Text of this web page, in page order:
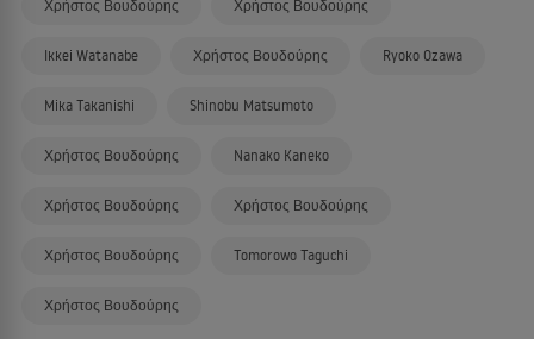
Χρήστος Βουδούρης Χρήστος Βουδούρης
Ikkei Watanabe Χρήστος Βουδούρης Ryoko Ozawa
Mika Takanishi Shinobu Matsumoto
Χρήστος Βουδούρης Nanako Kaneko
Χρήστος Βουδούρης Χρήστος Βουδούρης
Χρήστος Βουδούρης Tomorowo Taguchi
Χρήστος Βουδούρης